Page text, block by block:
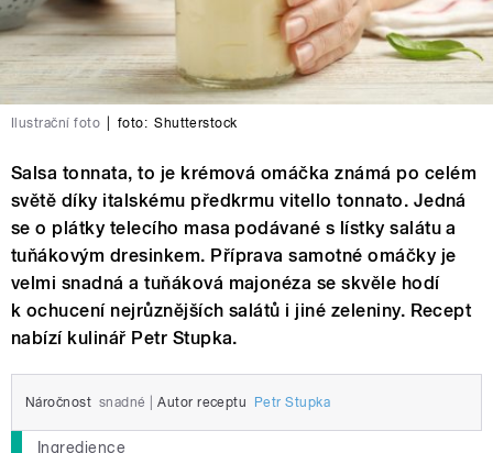
Ilustrační foto foto: Shutterstock
Salsa tonnata, to je krémová omáčka známá po celém
světě díky italskému předkrmu vitello tonnato. Jedná
se o plátky telecího masa podávané s lístky salátu a
tuňákovým dresinkem. Příprava samotné omáčky je
velmi snadná a tuňáková majonéza se skvěle hodí
k ochucení nejrůznějších salátů i jiné zeleniny. Recept
nabízí kulinář Petr Stupka.
Náročnost snadné Autor receptu Petr Stupka
Ingredience